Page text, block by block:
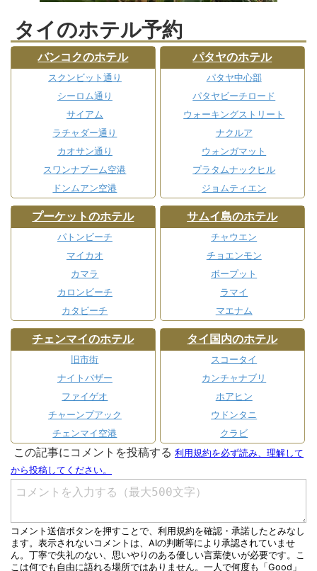
タイのホテル予約
バンコクのホテル
スクンビット通り
シーロム通り
サイアム
ラチャダー通り
カオサン通り
スワンナプーム空港
ドンムアン空港
パタヤのホテル
パタヤ中心部
パタヤビーチロード
ウォーキングストリート
ナクルア
ウォンガマット
プラタムナックヒル
ジョムティエン
プーケットのホテル
パトンビーチ
マイカオ
カマラ
カロンビーチ
カタビーチ
サムイ島のホテル
チャウエン
チョエンモン
ボープット
ラマイ
マエナム
チェンマイのホテル
旧市街
ナイトバザー
ファイゲオ
チャーンプアック
チェンマイ空港
タイ国内のホテル
スコータイ
カンチャナブリ
ホアヒン
ウドンタニ
クラビ